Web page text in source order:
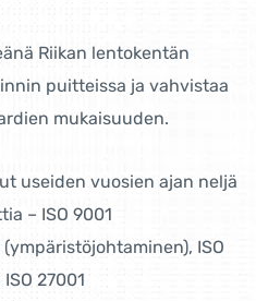
Riikan lentokentän
puitteissa ja vahvistaa
mukaisuuden.
useiden vuosien ajan neljä
– ISO 9001
ISO
27001